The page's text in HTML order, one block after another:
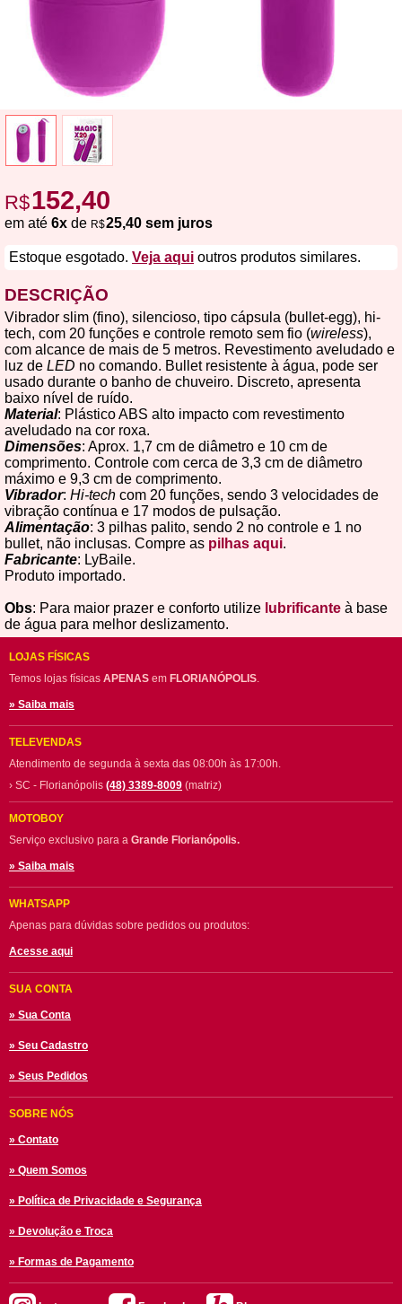
R$152,40
em até 6x de R$25,40 sem juros
Estoque esgotado. Veja aqui outros produtos similares.
DESCRIÇÃO
Vibrador slim (fino), silencioso, tipo cápsula (bullet-egg), hi-
tech, com 20 funções e controle remoto sem fio (wireless),
com alcance de mais de 5 metros. Revestimento aveludado e
luz de LED no comando. Bullet resistente à água, pode ser
usado durante o banho de chuveiro. Discreto, apresenta
baixo nível de ruído.
Material: Plástico ABS alto impacto com revestimento
aveludado na cor roxa.
Dimensões: Aprox. 1,7 cm de diâmetro e 10 cm de
comprimento. Controle com cerca de 3,3 cm de diâmetro
máximo e 9,3 cm de comprimento.
Vibrador: Hi-tech com 20 funções, sendo 3 velocidades de
vibração contínua e 17 modos de pulsação.
Alimentação: 3 pilhas palito, sendo 2 no controle e 1 no
bullet, não inclusas. Compre as pilhas aqui.
Fabricante: LyBaile.
Produto importado.
Obs: Para maior prazer e conforto utilize lubrificante à base
de água para melhor deslizamento.
LOJAS FÍSICAS
Temos lojas físicas APENAS em FLORIANÓPOLIS.
» Saiba mais
TELEVENDAS
Atendimento de segunda à sexta das 08:00h às 17:00h.
› SC - Florianópolis (48) 3389-8009 (matriz)
MOTOBOY
Serviço exclusivo para a Grande Florianópolis.
» Saiba mais
WHATSAPP
Apenas para dúvidas sobre pedidos ou produtos:
Acesse aqui
SUA CONTA
» Sua Conta
» Seu Cadastro
» Seus Pedidos
SOBRE NÓS
» Contato
» Quem Somos
» Política de Privacidade e Segurança
» Devolução e Troca
» Formas de Pagamento